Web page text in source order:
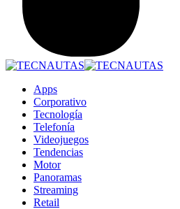
Apps
Corporativo
Tecnología
Telefonía
Videojuegos
Tendencias
Motor
Panoramas
Streaming
Retail